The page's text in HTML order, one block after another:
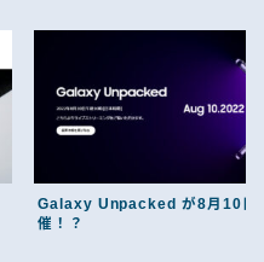
Galaxy Unpacked が8月10日
催！？